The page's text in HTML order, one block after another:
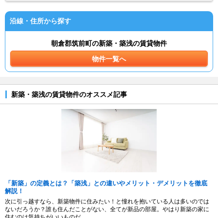
沿線・住所から探す
朝倉郡筑前町の新築・築浅の賃貸物件
物件一覧へ
新築・築浅の賃貸物件のオススメ記事
「新築」の定義とは？「築浅」との違いやメリット・デメリットを徹底
解説！
次に引っ越すなら、新築物件に住みたい！と憧れを抱いている人は多いのでは
ないだろうか？誰も住んだことがない、全てが新品の部屋。やはり新築の家に